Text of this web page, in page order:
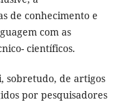
de conhecimento e
com as
científicos.
sobretudo, de artigos
por pesquisadores